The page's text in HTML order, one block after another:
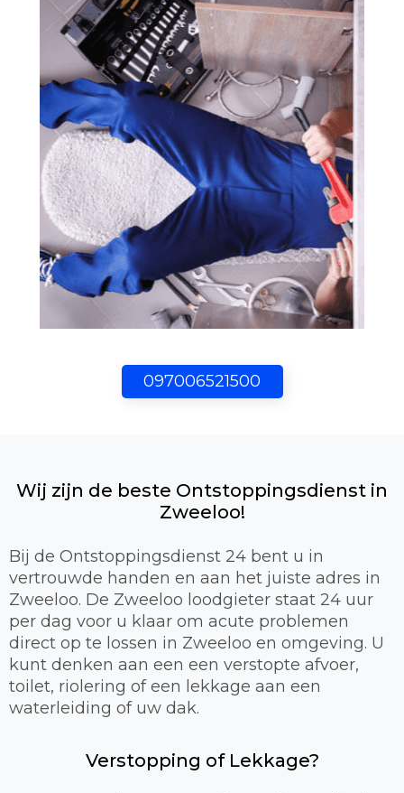
097006521500
Wij zijn de beste Ontstoppingsdienst in
Zweeloo!
Bij de Ontstoppingsdienst 24 bent u in
vertrouwde handen en aan het juiste adres in
Zweeloo. De Zweeloo loodgieter staat 24 uur
per dag voor u klaar om acute problemen
direct op te lossen in Zweeloo en omgeving. U
kunt denken aan een een verstopte afvoer,
toilet, riolering of een lekkage aan een
waterleiding of uw dak.
Verstopping of Lekkage?